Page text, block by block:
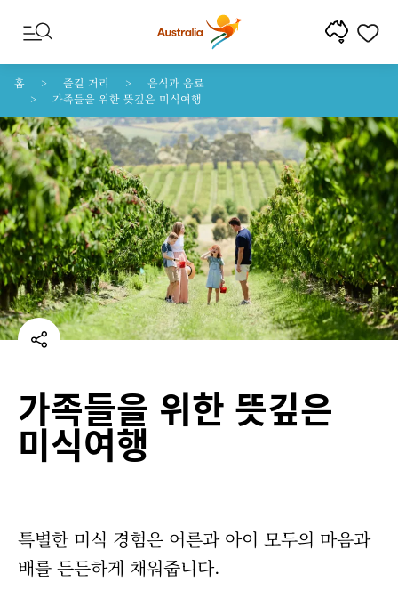
콘텐트로 건너뛰기
꼬리말 내비게이션으로 건너뛰기
홈 즐길 거리
음식과 음료
가족들을 위한 뜻깊은 미식여행
가족들을 위한 뜻깊은
미식여행
특별한 미식 경험은 어른과 아이 모두의 마음과
배를 든든하게 채워줍니다.